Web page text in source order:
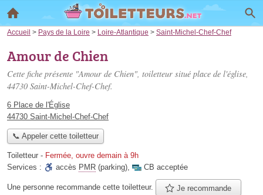
Accueil > Pays de la Loire > Loire-Atlantique > Saint-Michel-Chef-Chef
Amour de Chien
Cette fiche présente "Amour de Chien", toiletteur situé place de l'église,
44730 Saint-Michel-Chef-Chef.
6 Place de l'Église
44730 Saint-Michel-Chef-Chef
📞 Appeler cette toiletteur
Toiletteur - Fermée, ouvre demain à 9h
Services :
accès PMR (parking), CB acceptée
Une personne recommande cette toiletteur. Je recommande